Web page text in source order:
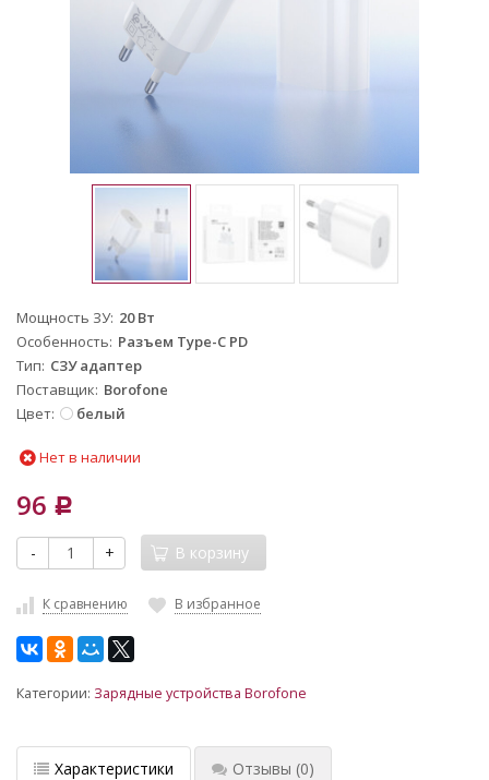
Мощность ЗУ 20 Вт
Особенность Разъем Type-C PD
Тип СЗУ адаптер
Поставщик Borofone
Цвет
белый
Нет в наличии
96 Р
- + В корзину
К сравнению В избранное
Категории: Зарядные устройства Borofone
Характеристики Отзывы (0)